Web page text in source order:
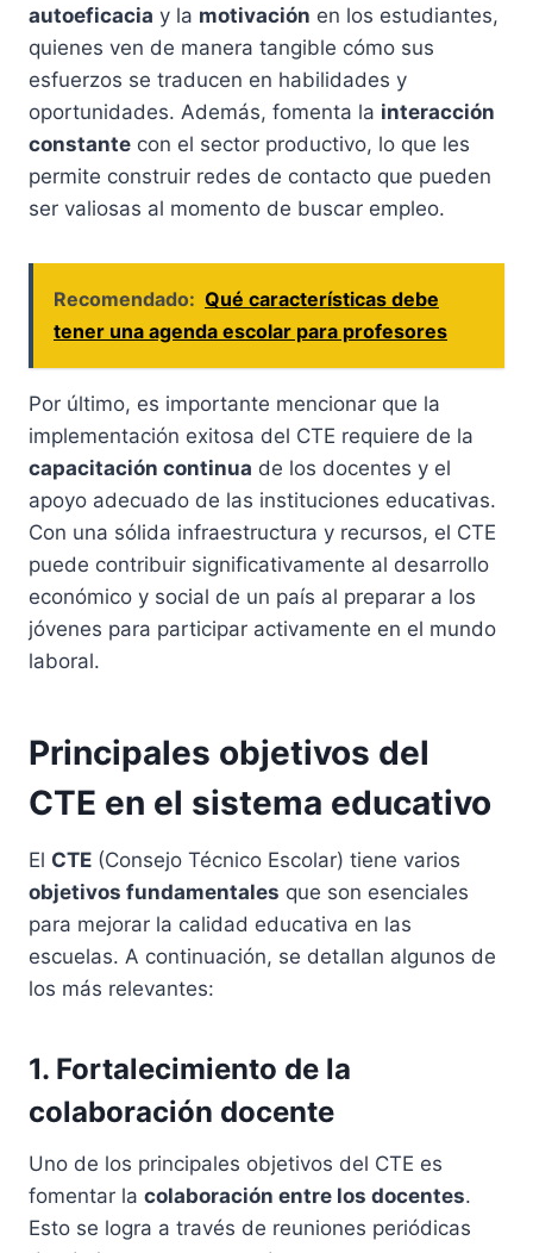
autoeficacia y la motivación en los estudiantes,
quienes ven de manera tangible cómo sus
esfuerzos se traducen en habilidades y
oportunidades. Además, fomenta la interacción
constante con el sector productivo, lo que les
permite construir redes de contacto que pueden
ser valiosas al momento de buscar empleo.
Recomendado: Qué características debe
tener una agenda escolar para profesores
Por último, es importante mencionar que la
implementación exitosa del CTE requiere de la
capacitación continua de los docentes y el
apoyo adecuado de las instituciones educativas.
Con una sólida infraestructura y recursos, el CTE
puede contribuir significativamente al desarrollo
económico y social de un país al preparar a los
jóvenes para participar activamente en el mundo
laboral.
Principales objetivos del
CTE en el sistema educativo
El CTE (Consejo Técnico Escolar) tiene varios
objetivos fundamentales que son esenciales
para mejorar la calidad educativa en las
escuelas. A continuación, se detallan algunos de
los más relevantes:
1. Fortalecimiento de la
colaboración docente
Uno de los principales objetivos del CTE es
fomentar la colaboración entre los docentes.
Esto se logra a través de reuniones periódicas